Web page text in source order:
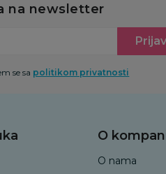
na newsletter
se sa politikom privatnosti
O
O nama